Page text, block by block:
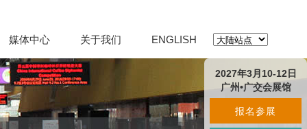
媒体中心 关于我们 ENGLISH
2027年3月10-12日
广州•广交会展馆
报名参展